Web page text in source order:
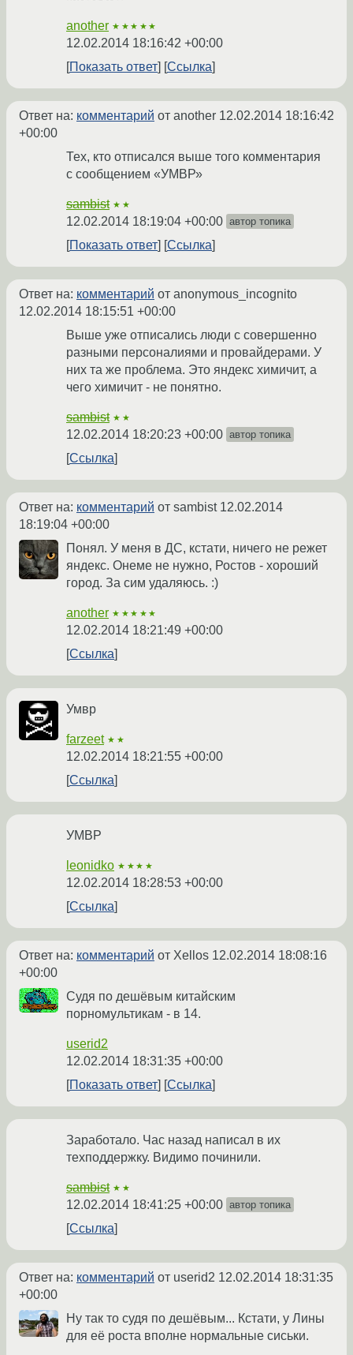
another ★★★★★
12.02.2014 18:16:42 +00:00
Показать ответ
Ссылка
Ответ на: комментарий от another 12.02.2014 18:16:42
+00:00
Тех, кто отписался выше того комментария
с сообщением «УМВР»
sambist ★★
12.02.2014 18:19:04 +00:00 автор топика
Показать ответ Ссылка
Ответ на: комментарий от anonymous_incognito
12.02.2014 18:15:51 +00:00
Выше уже отписались люди с совершенно
разными персоналиями и провайдерами. У
них та же проблема. Это яндекс химичит, а
чего химичит - не понятно.
sambist ★★
12.02.2014 18:20:23 +00:00 автор топика
Ссылка
Ответ на: комментарий от sambist 12.02.2014
18:19:04 +00:00
Понял. У меня в ДС, кстати, ничего не режет
яндекс. Онеме не нужно, Ростов - хороший
город. За сим удаляюсь. :)
another ★★★★★
12.02.2014 18:21:49 +00:00
Ссылка
Умвр
farzeet ★★
12.02.2014 18:21:55 +00:00
Ссылка
УМВР
leonidko ★★★★
12.02.2014 18:28:53 +00:00
Ссылка
Ответ на: комментарий от Xellos 12.02.2014 18:08:16
+00:00
Судя по дешёвым китайским
порномультикам - в 14.
userid2
12.02.2014 18:31:35 +00:00
Показать ответ
Ссылка
Заработало. Час назад написал в их
техподдержку. Видимо починили.
sambist ★★
12.02.2014 18:41:25 +00:00 автор топика
Ссылка
Ответ на: комментарий от userid2 12.02.2014 18:31:35
+00:00
Ну так то судя по дешёвым... Кстати, у Лины
для её роста вполне нормальные сиськи.